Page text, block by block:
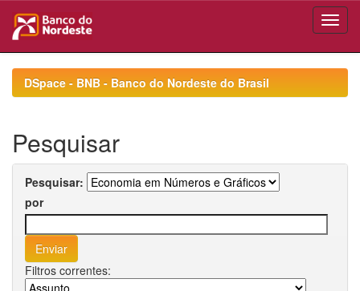
navigationDSpace - BNB - Banco do Nordeste do Brasil
Pesquisar
Pesquisar:
por
Filtros correntes: